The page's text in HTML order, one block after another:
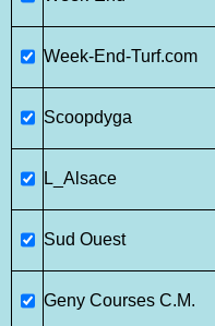
Week-End-Turf.com
Scoopdyga
L_Alsace
Sud Ouest
Geny Courses C.M.